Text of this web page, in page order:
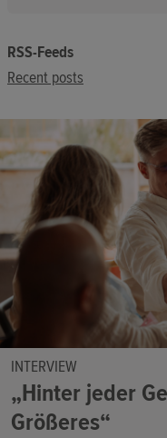
RSS-Feeds
Recent posts
INTERVIEW
„Hinter jeder
Größeres“